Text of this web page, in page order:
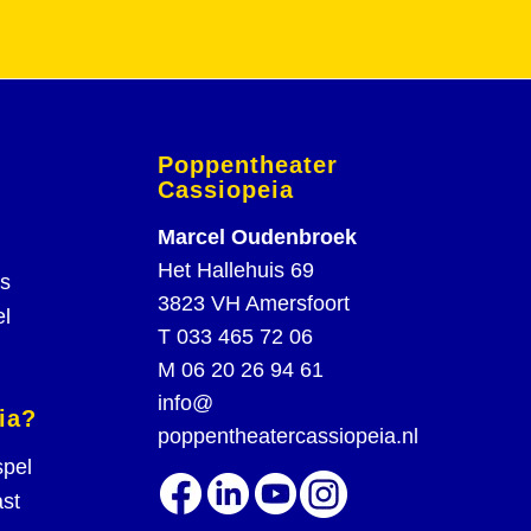
Poppentheater
Cassiopeia
Marcel Oudenbroek
Het Hallehuis 69
3823 VH Amersfoort
T 033 465 72 06
M 06 20 26 94 61
info@
poppentheatercassiopeia.nl